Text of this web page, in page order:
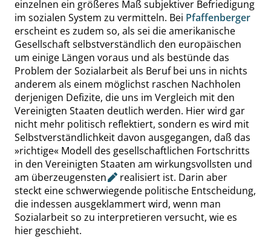
einzelnen ein größeres Maß subjektiver Befriedigung
im sozialen System zu vermitteln. Bei Pfaffenberger
erscheint es zudem so, als sei die amerikanische
Gesellschaft selbstverständlich den europäischen
um einige Längen voraus und als bestünde das
Problem der Sozialarbeit als Beruf bei uns in nichts
anderem als einem möglichst raschen Nachholen
derjenigen Defizite, die uns im Vergleich mit den
Vereinigten Staaten deutlich werden. Hier wird gar
nicht mehr politisch reflektiert, sondern es wird mit
Selbstverständlichkeit davon ausgegangen, daß das
»richtige« Modell des gesellschaftlichen Fortschritts
in den Vereinigten Staaten am wirkungsvollsten und
am überzeugensten
realisiert ist. Darin aber
steckt eine schwerwiegende politische Entscheidung,
die indessen ausgeklammert wird, wenn man
Sozialarbeit so zu interpretieren versucht, wie es
hier geschieht.